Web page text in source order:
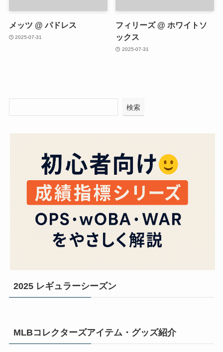
メッツ @ パドレス
2025-07-31
フィリーズ @ ホワイトソ
ックス
2025-07-31
検索
2025 レギュラーシーズン
MLBコレクターズアイテム・グッズ紹介